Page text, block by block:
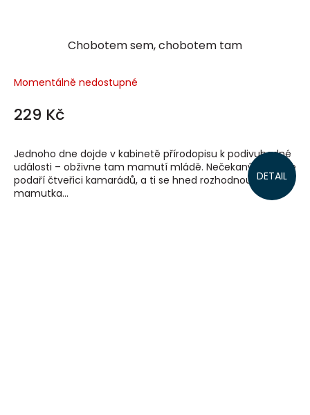
Chobotem sem, chobotem tam
Momentálně nedostupné
229 Kč
DETAIL
Jednoho dne dojde v kabinetě přírodopisu k podivuhodné
události – obživne tam mamutí mládě. Nečekaný objev se
podaří čtveřici kamarádů, a ti se hned rozhodnou se o
mamutka...